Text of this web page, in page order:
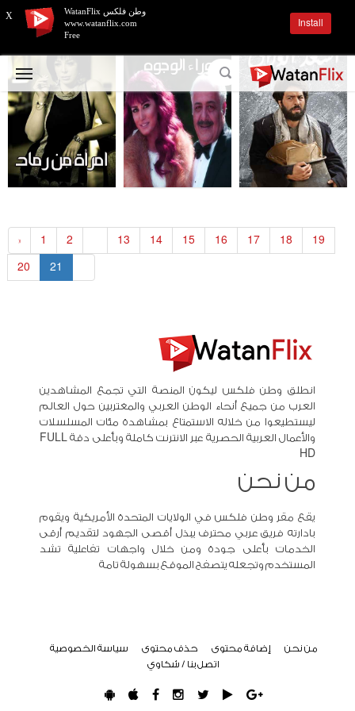
« 1 2 13 14 15 16 17 18
19
20
21
X
وطن فلكس WatanFlix
www.watanflix.com
Free
Install
انطلق وطن فلكس ليكون المنصة التي تجمع المشاهدين
العرب من جميع أنحاء الوطن العربي والمغتربين حول العالم
ليستطيعوا من خلاله الاستمتاع بمشاهدة مئات المسلسلات
والأعمال العربية الحصرية عبر الانترنت كاملة وبأعلى دقة FULL
HD
من نحن
يقع مقر وطن فلكس في الولايات المتحدة الأمريكية ويقوم
بادارته فريق عربي محترف يبذل أقصى الجهود لتقديم أرقى
الخدمات بأعلى جودة ومن خلال واجهات تفاعلية تشد
المستخدم وتجعله يتصفح الموقع بسهولة تامة
من نحن إضافة محتوى حذف محتوى
سياسة الخصوصية
اتصل بنا / شكاوي